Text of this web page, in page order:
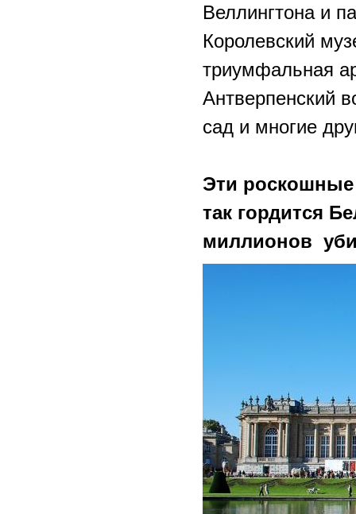
Веллингтона и
Королевский
триумфальная
Антверпенский
сад и многие
Эти роскошные
так гордится
миллионов